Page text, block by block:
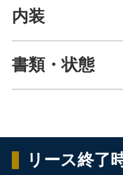
内装
書類・状態
リース終了